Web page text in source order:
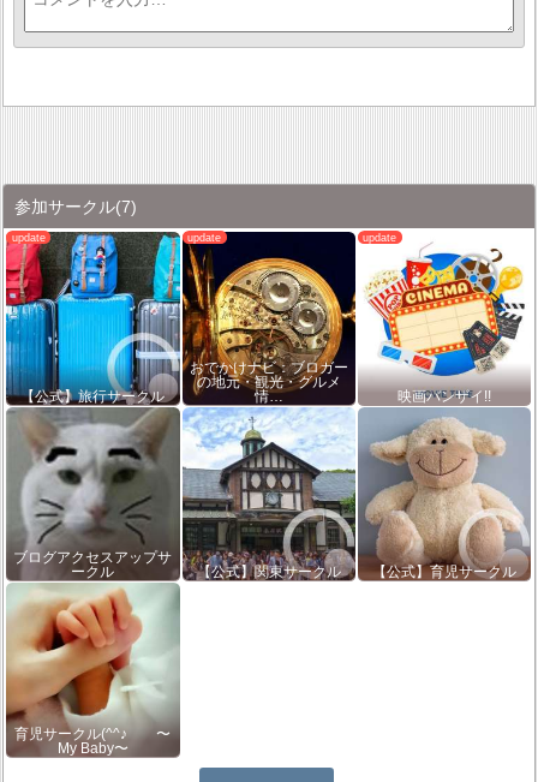
参加サークル(7)
【公式】旅行サークル
おでかけナビ：ブロガー
の地元・観光・グルメ
情…
映画バンザイ!!
ブログアクセスアップサ
ークル
【公式】関東サークル 【公式】育児サークル
育児サークル(^^♪ 〜
My Baby〜